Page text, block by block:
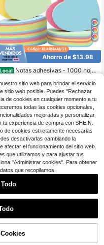
Ahorro de $13.98
Local Notas adhesivas - 1000 hoja
grande de notas adhesiva
notas Nota adhesiva para oficina/
hogar
Free Shipping
AÑADIR A LA BOLSA
sitio web para brindar el servicio
sitio web posible. Puedes "Rechazar
de cookies en cualquier momento a tu
todas las cookies opcionales,
mejoradas y personalizar
experiencia de compra con SHEIN.
de cookies estrictamente necesarias
desactivarlas cambiando la
afectar el funcionamiento del sitio web.
que utilizamos y para ajustar tus
"Administrar cookies". Para obtener
que recopilamos,